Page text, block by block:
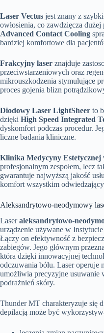
Laser Vectus jest znany z
owłosienia, co zawdzięcza
Advanced Contact Cooling
bardziej komfortowe dla
Frakcyjny laser znajduje
przeciwstarzeniowych oraz
mikrouszkodzenia stymulujące
proces gojenia blizn
Diodowy Laser LightSheer to
dzięki High Speed Integrated
dyskomfort podczas procedur.
liczne badania kliniczne.
Klinika Medycyny Estetycznej
profesjonalnym zespołem, lecz
gwarantuje najwyższą jakość
komfort wszystkim
Aleksandrytowo-neodymowy
Laseraleksandrytowo-
urządzenie używane w
Łączy on efektywność z
zabiegów. Jego głównym
która dzięki innowacyjnej
odczuwania bólu. Laser operuje
umożliwia precyzyjne usuwanie
podrażnień skóry.
Thunder MT charakteryzuje się
depilacją może być